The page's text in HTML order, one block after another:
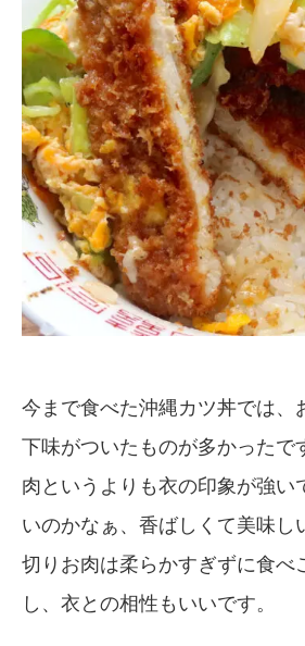
今まで食べた沖縄カツ丼では、
下味がついたものが多かったで
肉というよりも衣の印象が強い
いのかなぁ、香ばしくて美味し
切りお肉は柔らかすぎずに食べ
し、衣との相性もいいです。